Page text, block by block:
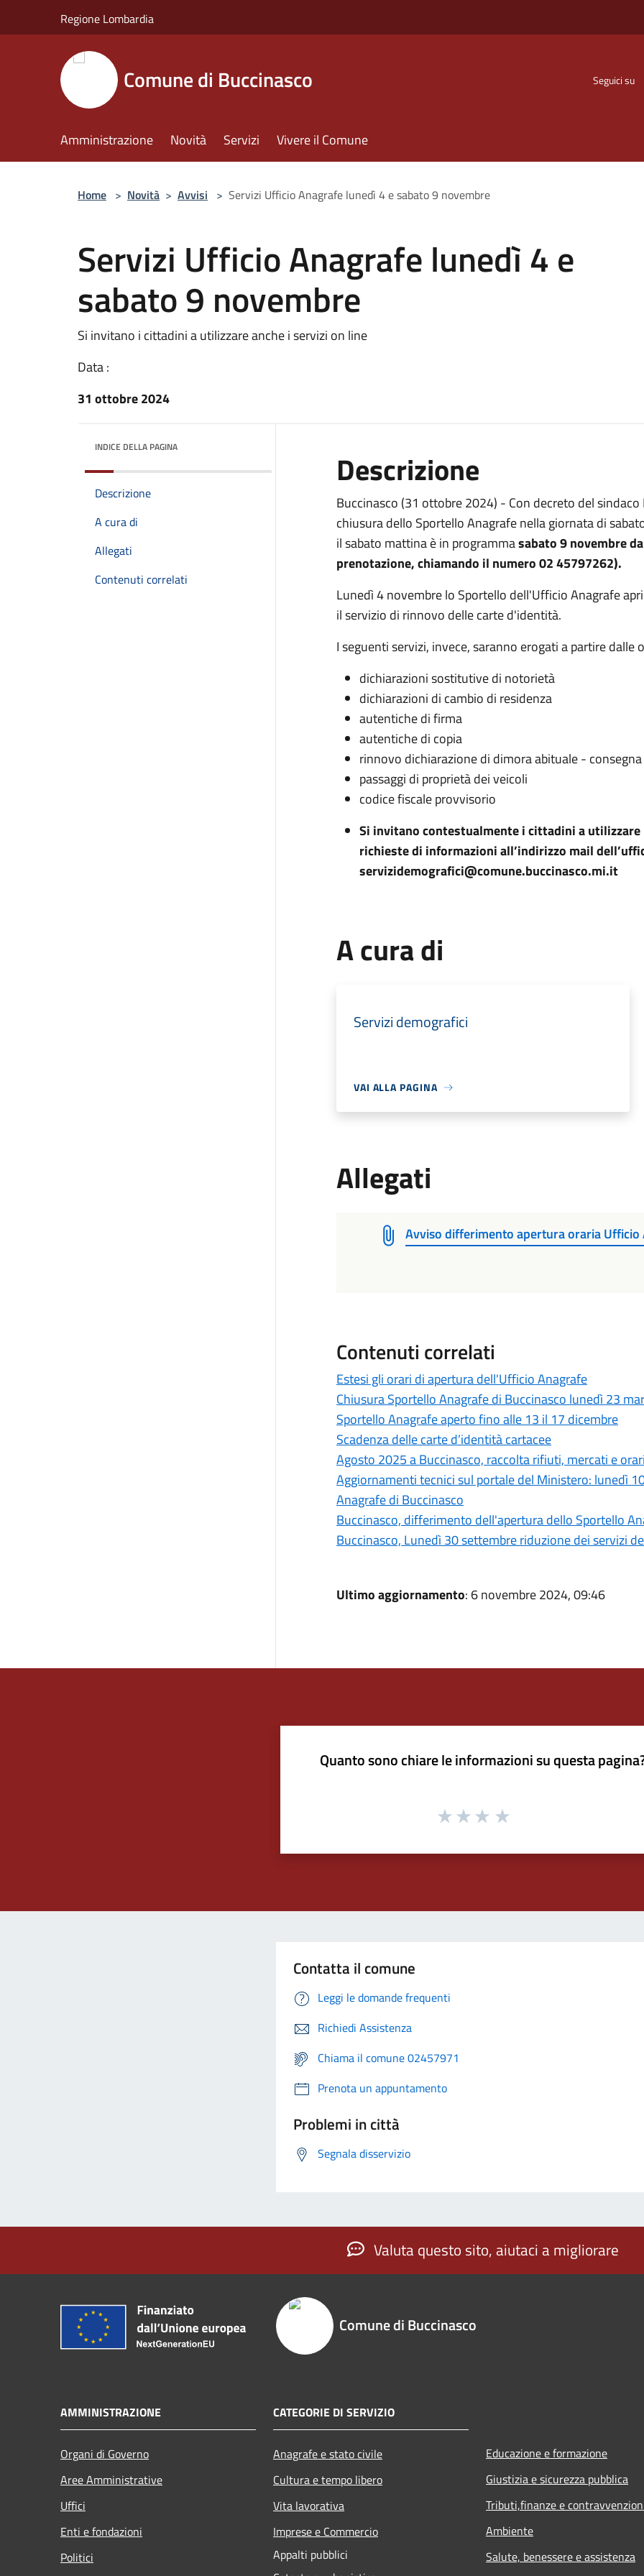
Regione Lombardia
Comune di Buccinasco Seguici su
Amministrazione Novità Servizi Vivere il Comune
Home > Novità > Avvisi > Servizi Ufficio Anagrafe lunedì 4 e sabato 9 novembre
Servizi Ufficio Anagrafe lunedì 4 e
sabato 9 novembre
Si invitano i cittadini a utilizzare anche i servizi on line
Data :
31 ottobre 2024
INDICE DELLA PAGINA
Descrizione
A cura di
Allegati
Contenuti correlati
Descrizione
Buccinasco (31 ottobre 2024) - Con decreto del
chiusura dello Sportello Anagrafe nella giornata di
il sabato mattina è in programmasabato 9 novembre
prenotazione, chiamando il numero 02 45797262).
Lunedì 4 novembre lo Sportello dell'Ufficio Anagrafe
il servizio di rinnovo delle carte d'identità.
I seguenti servizi, invece, saranno erogati a partire dalle
dichiarazioni sostitutive di notorietà
dichiarazioni di cambio di residenza
autentiche di firma
autentiche di copia
rinnovo dichiarazione di dimora abituale -
passaggi di proprietà dei veicoli
codice fiscale provvisorio
Si invitano contestualmente i cittadini a
richieste di informazioni all’indirizzo mail
servizidemografici@comune.buccinasco.mi.it
A cura di
Servizi demografici
VAI ALLA PAGINA
Allegati
Avviso differimento apertura oraria Ufficio
Contenuti correlati
Estesi gli orari di apertura dell'Ufficio Anagrafe
Chiusura Sportello Anagrafe di Buccinasco lunedì 23
Sportello Anagrafe aperto fino alle 13 il 17 dicembre
Scadenza delle carte d’identità cartacee
Agosto 2025 a Buccinasco, raccolta rifiuti, mercati e
Aggiornamenti tecnici sul portale del Ministero: lunedì
Anagrafe di Buccinasco
Buccinasco, differimento dell'apertura dello Sportello
Buccinasco, Lunedì 30 settembre riduzione dei servizi
Ultimo aggiornamento: 6 novembre 2024, 09:46
Quanto sono chiare le informazioni su questa
Contatta il comune
Leggi le domande frequenti
Richiedi Assistenza
Chiama il comune 02457971
Prenota un appuntamento
Problemi in città
Segnala disservizio
Valuta questo sito, aiutaci a migliorare
Comune di Buccinasco
AMMINISTRAZIONE
Organi di Governo
Aree Amministrative
Uffici
Enti e fondazioni
Politici
CATEGORIE DI SERVIZIO
Anagrafe e stato civile
Cultura e tempo libero
Vita lavorativa
Imprese e Commercio
Appalti pubblici
Educazione e formazione
Giustizia e sicurezza pubblica
Tributi,finanze e
Ambiente
Salute, benessere e assistenza